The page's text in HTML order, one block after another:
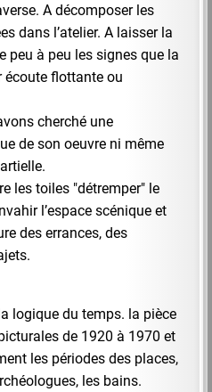
A décomposer les
dans l’atelier. A laisser la
peu à peu les signes que la
écoute flottante ou
cherché une
de son oeuvre ni même
les toiles "détremper" le
l’espace scénique et
des errances, des
logique du temps. la pièce
de 1920 à 1970 et
les périodes des places,
les bains.